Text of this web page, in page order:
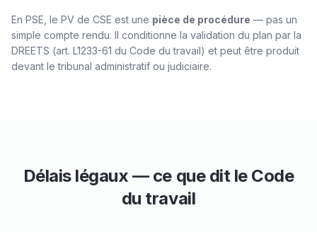
En PSE, le PV de CSE est une pièce de procédure — pas un
simple compte rendu. Il conditionne la validation du plan par la
DREETS (art. L1233-61 du Code du travail) et peut être produit
devant le tribunal administratif ou judiciaire.
Délais légaux — ce que dit le Code
du travail